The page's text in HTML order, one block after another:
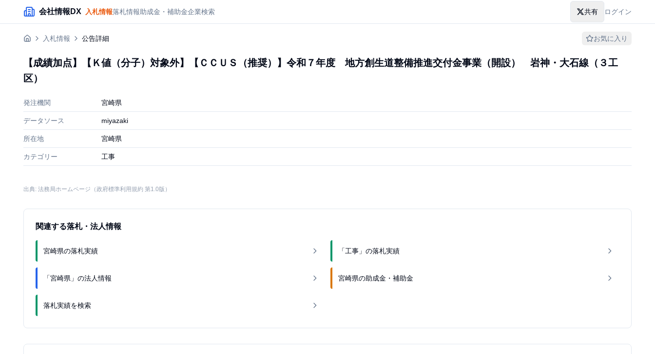
メインコンテンツにスキップ
会社情報DX 入札情報落札情報助成金・補助金企業検索 共有 ログイン
入札情報 公告詳細 お気に入り
【成績加点】【Ｋ値（分子）対象外】【ＣＣＵＳ（推奨）】令和７年度 地方創生道整備推進交付金事業（開設） 岩神・大石線（３工
区）
発注機関 宮崎県
データソース miyazaki
所在地 宮崎県
カテゴリー 工事
出典: 法務局ホームページ（政府標準利用規約 第1.0版）
関連する落札・法人情報
宮崎県の落札実績 「工事」の落札実績
「宮崎県」の法人情報 宮崎県の助成金・補助金
落札実績を検索